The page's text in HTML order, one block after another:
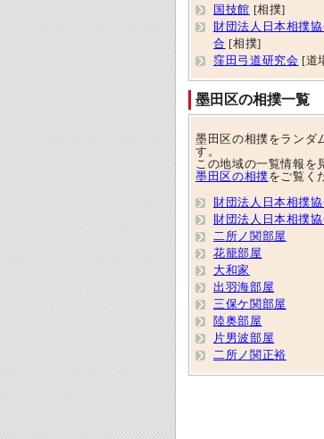
国技館 [相撲]
財団法人日本相撲
合 [相撲]
窪田弓道研究会 [道
墨田区の相撲一覧
墨田区の相撲をランダ
す。
この地域の一覧情報を
墨田区の相撲をご覧く
財団法人日本相撲
財団法人日本相撲
二所ノ関部屋
花籠部屋
大和家
出羽海部屋
三保ケ関部屋
陸奥部屋
片男波部屋
二所ノ関正裕